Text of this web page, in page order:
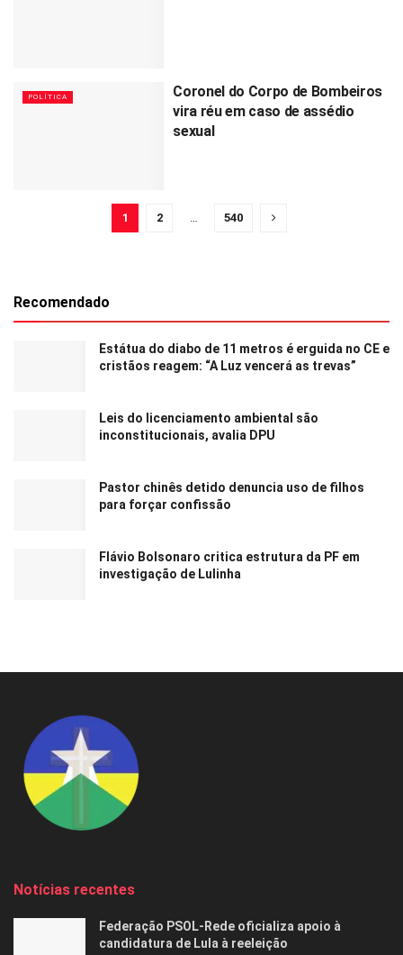
POLÍTICA
Coronel do Corpo de Bombeiros
vira réu em caso de assédio
sexual
1 2 540
Recomendado
Estátua do diabo de 11 metros é erguida no CE e
cristãos reagem: “A Luz vencerá as trevas”
Leis do licenciamento ambiental são
inconstitucionais, avalia DPU
Pastor chinês detido denuncia uso de filhos
para forçar confissão
Flávio Bolsonaro critica estrutura da PF em
investigação de Lulinha
Notícias recentes
Federação PSOL-Rede oficializa apoio à
candidatura de Lula à reeleição